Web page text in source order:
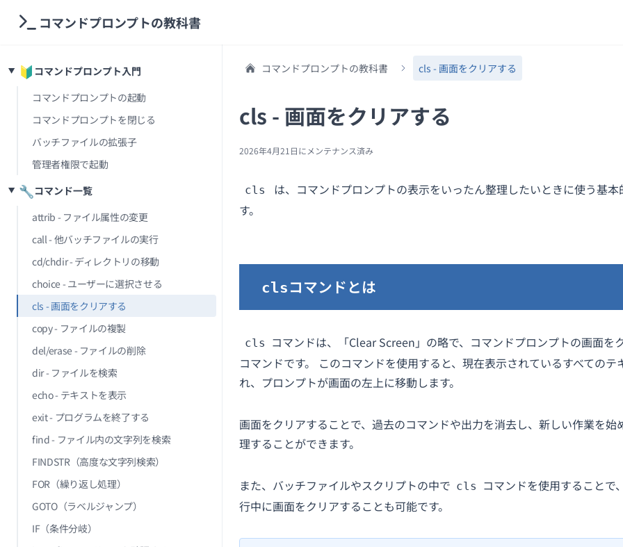
コマンドプロンプトの教科書
🔰 コマンドプロンプト入門
コマンドプロンプトの起動
コマンドプロンプトを閉じる
バッチファイルの拡張子
管理者権限で起動
🔧 コマンド一覧
attrib - ファイル属性の変更
call - 他バッチファイルの実行
cd/chdir - ディレクトリの移動
choice - ユーザーに選択させる
cls - 画面をクリアする
copy - ファイルの複製
del/erase - ファイルの削除
dir - ファイルを検索
echo - テキストを表示
exit - プログラムを終了する
find - ファイル内の文字列を検索
FINDSTR（高度な文字列検索）
FOR（繰り返し処理）
GOTO（ラベルジャンプ）
IF（条件分岐）
コマンドプロンプトの教科書 cls - 画面をクリアする
cls - 画面をクリアする
2026年4月21日にメンテナンス済み
cls
は、コマンドプロンプトの表示をいったん整理したいときに使う基
す。
cls コマンドとは
cls
コマンドは、「Clear Screen」の略で、コマンドプロンプトの画面を
コマンドです。 このコマンドを使用すると、現在表示されているすべてのテ
れ、プロンプトが画面の左上に移動します。
画面をクリアすることで、過去のコマンドや出力を消去し、新しい作業を始
理することができます。
また、バッチファイルやスクリプトの中で cls
コマンドを使用することで
行中に画面をクリアすることも可能です。